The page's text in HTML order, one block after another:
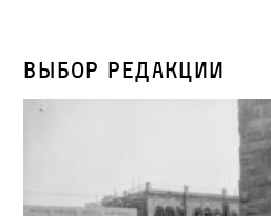
Выбор редакции